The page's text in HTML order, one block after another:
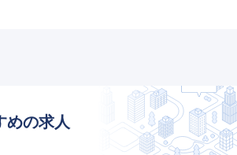
めの求人